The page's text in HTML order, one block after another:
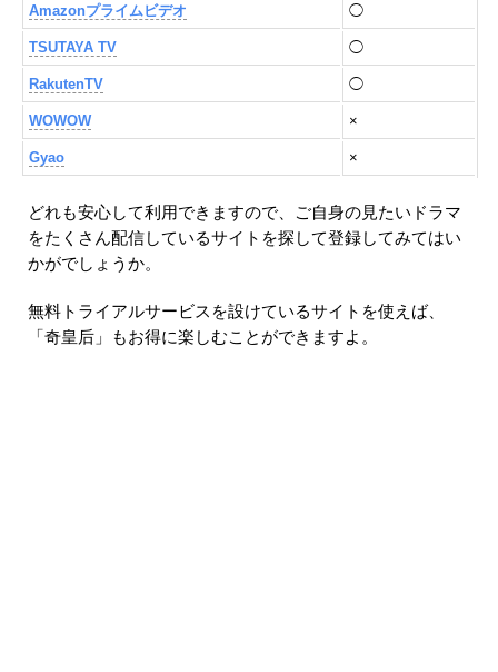
Amazonプライムビデオ ◯
TSUTAYA TV ◯
RakutenTV ◯
WOWOW ×
Gyao ×
どれも安心して利用できますので、ご自身の見たいドラマ
をたくさん配信しているサイトを探して登録してみてはい
かがでしょうか。
無料トライアルサービスを設けているサイトを使えば、
「奇皇后」もお得に楽しむことができますよ。